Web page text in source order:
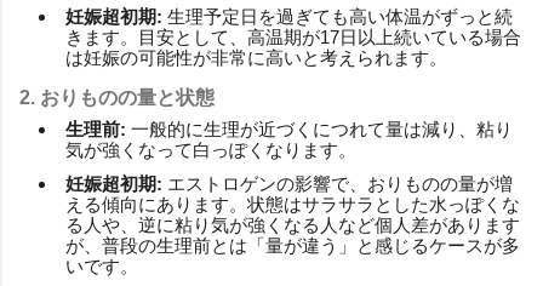
妊娠超初期: 生理予定日を過ぎても高い体温がずっと続
きます。目安として、高温期が17日以上続いている場合
は妊娠の可能性が非常に高いと考えられます。
2. おりものの量と状態
生理前: 一般的に生理が近づくにつれて量は減り、粘り
気が強くなって白っぽくなります。
妊娠超初期: エストロゲンの影響で、おりものの量が増
える傾向にあります。状態はサラサラとした水っぽくな
る人や、逆に粘り気が強くなる人など個人差があります
が、普段の生理前とは「量が違う」と感じるケースが多
いです。